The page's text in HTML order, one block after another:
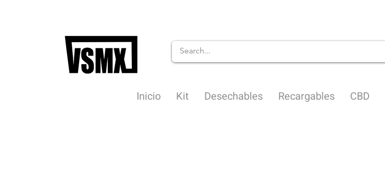
Inicio Kit Desechables Recargables CBD